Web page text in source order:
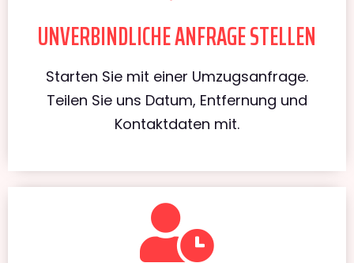
UNVERBINDLICHE ANFRAGE STELLEN
Starten Sie mit einer Umzugsanfrage.
Teilen Sie uns Datum, Entfernung und
Kontaktdaten mit.